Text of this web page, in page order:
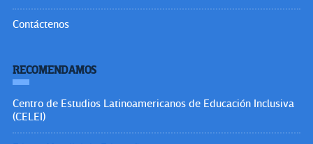
Contáctenos
RECOMENDAMOS
Centro de Estudios Latinoamericanos de Educación Inclusiva
(CELEI)